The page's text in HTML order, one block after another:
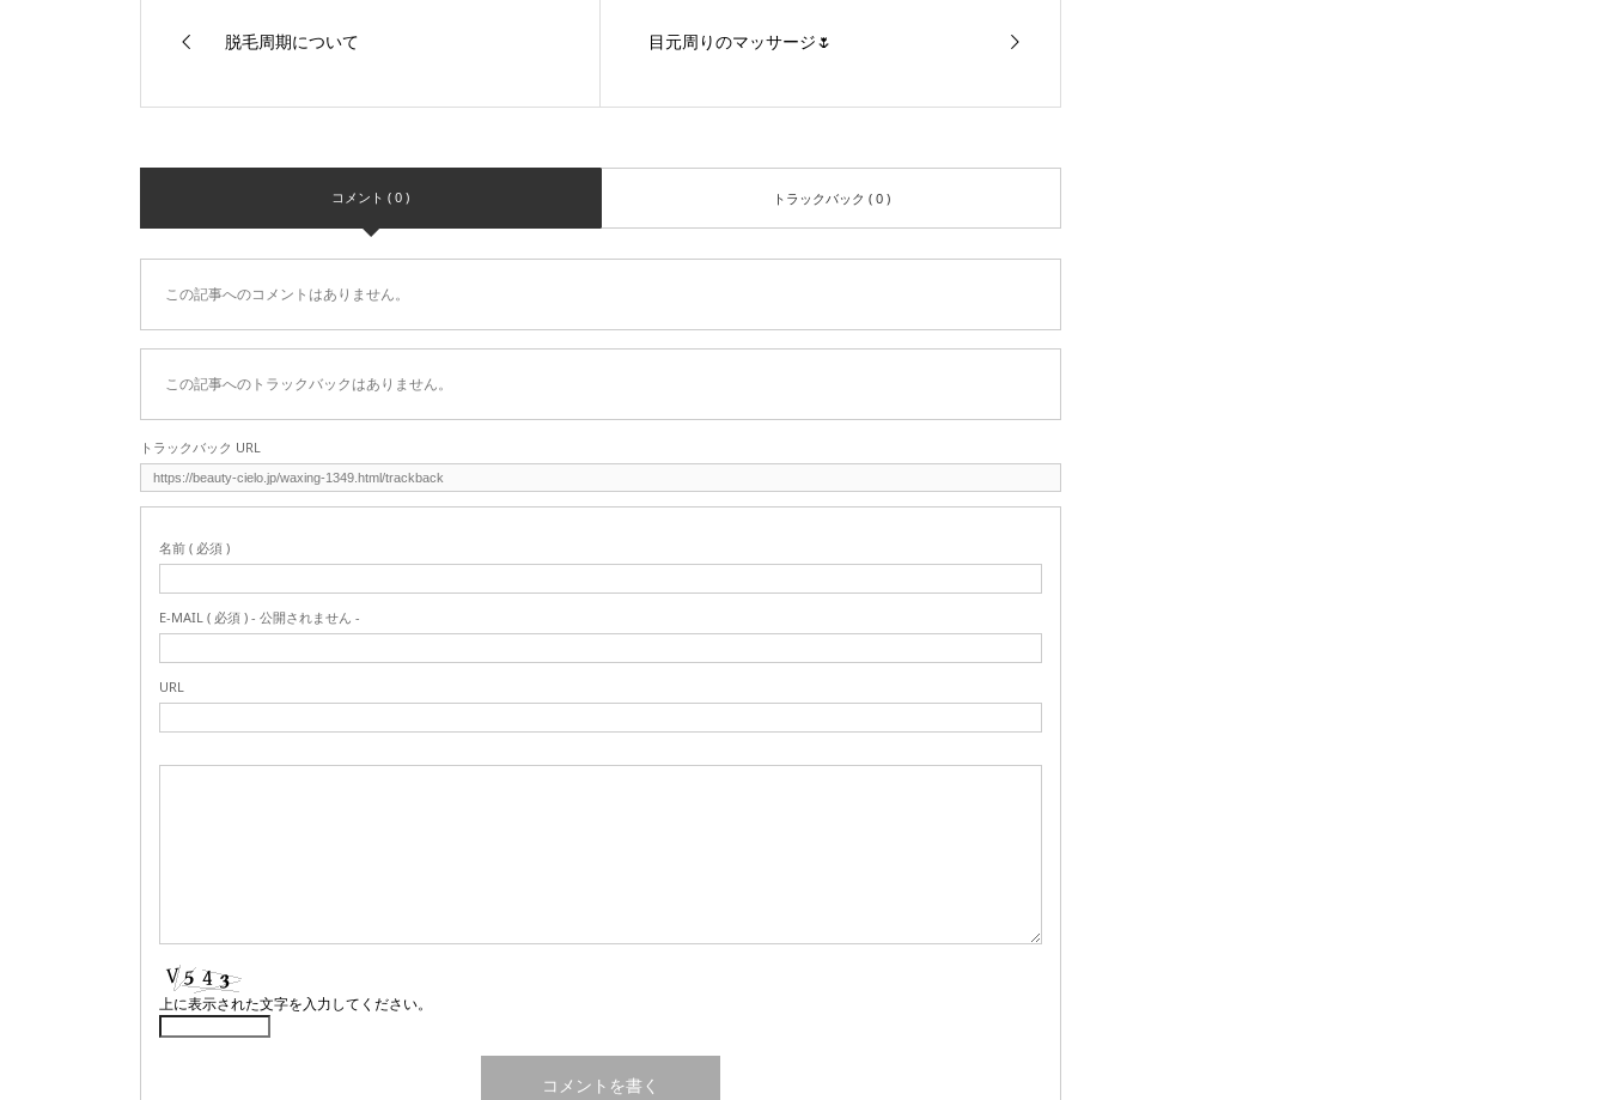
脱毛周期について 目元周りのマッサージ🌷
コメント ( 0 ) トラックバック ( 0 )
この記事へのコメントはありません。
この記事へのトラックバックはありません。
トラックバック URL
名前 ( 必須 )
E-MAIL ( 必須 ) - 公開されません -
URL
上に表示された文字を入力してください。